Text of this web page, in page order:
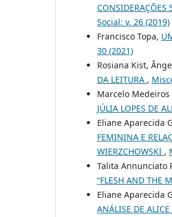
CONSIDERAÇÕES
Social: v. 26 (2019)
Francisco Topa,
30 (2021)
Rosiana Kist,
DA LEITURA ,
Marcelo Medeiros
JÚLIA LOPES DE
Eliane Aparecida
FEMININA E
WIERZCHOWSKI ,
Talita Annunciato
“FLESH AND THE
Eliane Aparecida
ANÁLISE DE